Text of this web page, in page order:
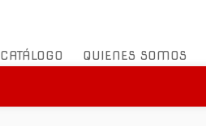
CATÁLOGO QUIENES SOMOS